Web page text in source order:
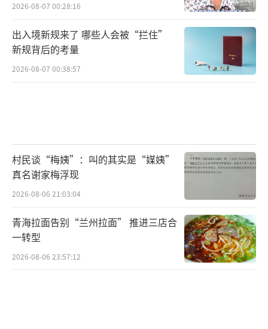
2026-08-07 00:28:16
出入境新规来了 哪些人会被“拦住”
新规背后的考量
2026-08-07 00:38:57
村民谈“梅姨”：叫的其实是“媒姨”
真名谢家梅浮现
2026-08-06 21:03:04
青海拉面告别“兰州拉面” 推进三店合
一转型
2026-08-06 23:57:12